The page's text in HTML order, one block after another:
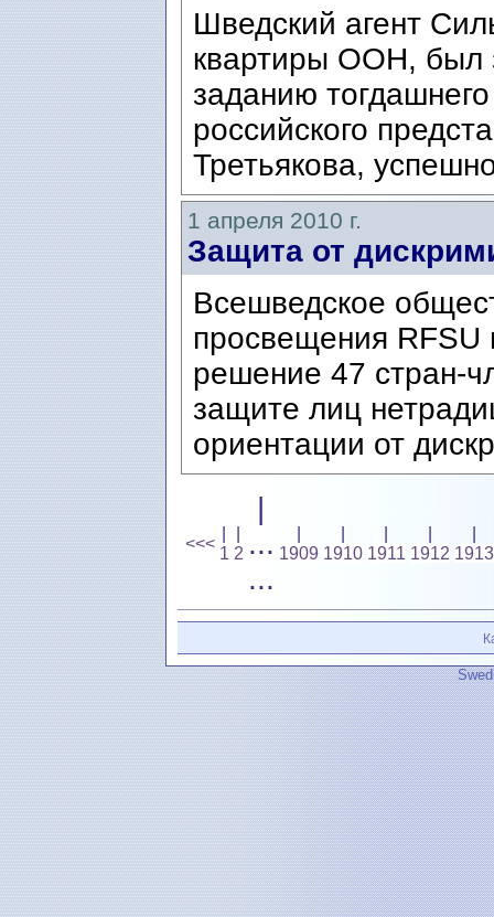
Шведский агент
квартиры ООН, был
заданию
российского
Третьякова,
1 апреля 2010 г.
Защита от
Всешведское
просвещения RFSU
решение 47 стран-
защите лиц
ориентации от
<<<
1 2
|
...
...
1909 1910 1911 1912 1913